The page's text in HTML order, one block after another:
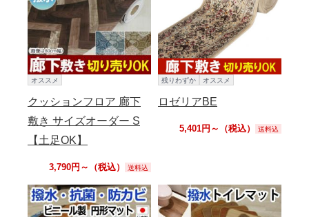
オススメ
クッションフロア 廊下
敷き サイズオーダー S
【土足OK】
3,790円～（税込） 送料込
残りわずか オススメ
ロゼリアBE
5,401円～（税込） 送料込